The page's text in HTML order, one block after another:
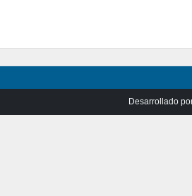
Desarrollado